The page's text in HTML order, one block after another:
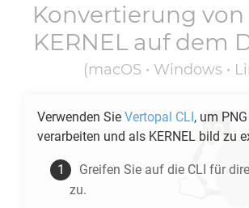
Konvertierung von
KERNELauf dem
(macOS • Windows •
Verwenden Sie Vertopal CLI, um PNG
verarbeiten und als KERNEL bild zu
Greifen Sie auf die CLI für
zu.